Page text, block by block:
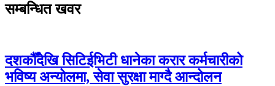
सम्बन्धित खवर
दशकौँदेखि सिटिईभिटी धानेका करार कर्मचारीको
भविष्य अन्योलमा, सेवा सुरक्षा माग्दै आन्दोलन